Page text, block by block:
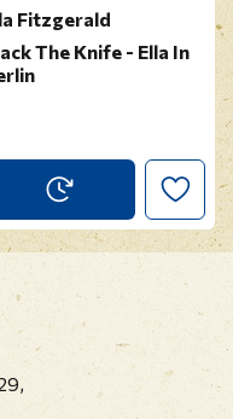
Fitzgerald
The Knife - Ella In